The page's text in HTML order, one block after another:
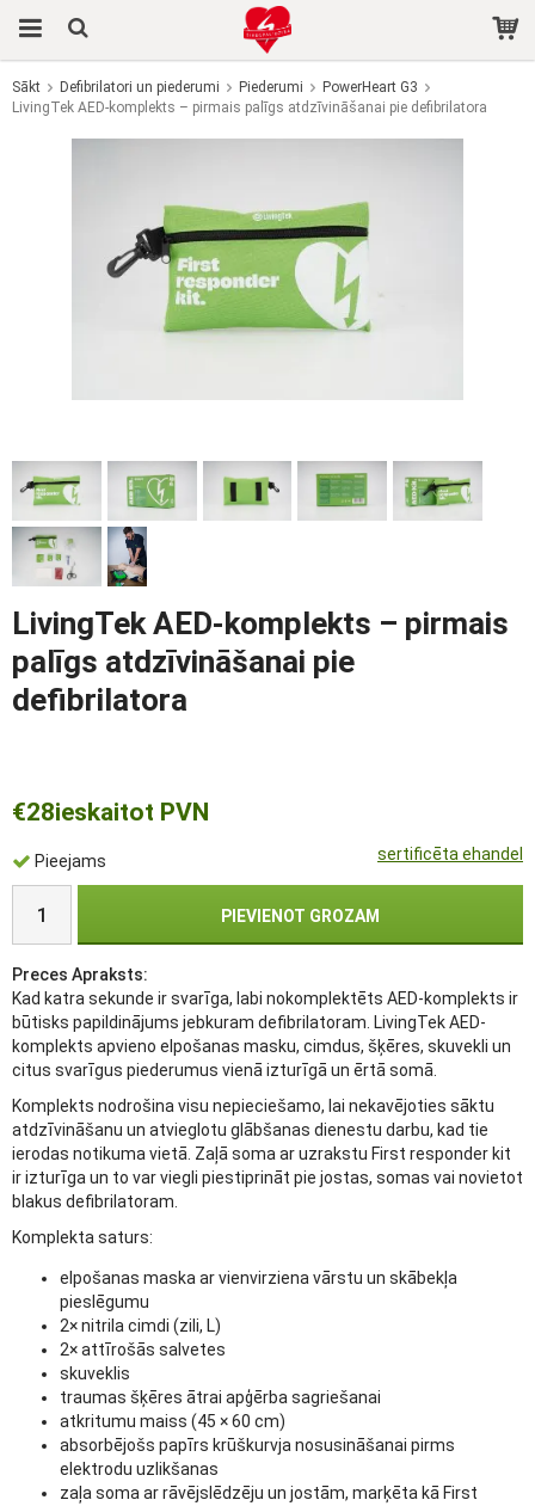
Prece tika pievienota jūsu grozam
Sākt Defibrilatori un piederumi Piederumi
PowerHeart G3
LivingTek AED-komplekts – pirmais palīgs atdzīvināšanai pie defibrilatora
LivingTek AED-komplekts – pirmais
palīgs atdzīvināšanai pie
defibrilatora
sertificēta ehandel
€28ieskaitot PVN
Pieejams
PIEVIENOT GROZAM
Preces Apraksts:
Kad katra sekunde ir svarīga, labi nokomplektēts AED-komplekts ir
būtisks papildinājums jebkuram defibrilatoram. LivingTek AED-
komplekts apvieno elpošanas masku, cimdus, šķēres, skuvekli un
citus svarīgus piederumus vienā izturīgā un ērtā somā.
Komplekts nodrošina visu nepieciešamo, lai nekavējoties sāktu
atdzīvināšanu un atvieglotu glābšanas dienestu darbu, kad tie
ierodas notikuma vietā. Zaļā soma ar uzrakstu First responder kit
ir izturīga un to var viegli piestiprināt pie jostas, somas vai novietot
blakus defibrilatoram.
Komplekta saturs:
elpošanas maska ar vienvirziena vārstu un skābekļa
pieslēgumu
2× nitrila cimdi (zili, L)
2× attīrošās salvetes
skuveklis
traumas šķēres ātrai apģērba sagriešanai
atkritumu maiss (45 × 60 cm)
absorbējošs papīrs krūškurvja nosusināšanai pirms
elektrodu uzlikšanas
zaļa soma ar rāvējslēdzēju un jostām, marķēta kā First